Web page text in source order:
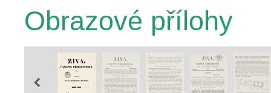
Obrazové přílohy